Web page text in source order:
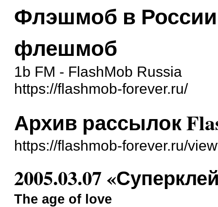
Флэшмоб в
флешмоб
1b FM - FlashMob Russia
https://flashmob-forever.ru/
Архив рассылок
https://flashmob-forever.ru/
2005.03.07
The age of love